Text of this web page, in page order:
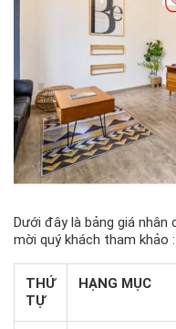
Dưới đây là bảng giá nhân
mời quý khách tham khảo :
THỨ
TỰ
HẠNG MỤC